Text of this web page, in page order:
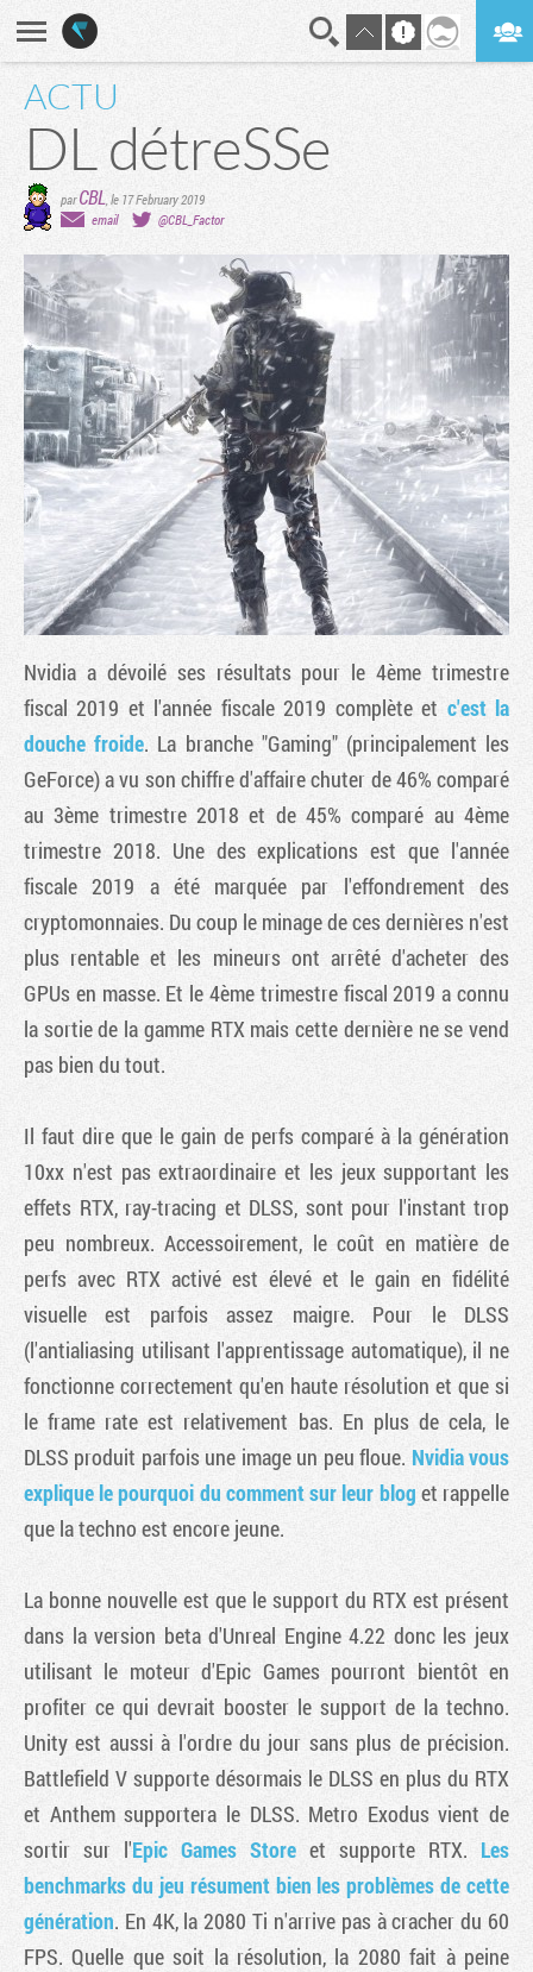
ACTU
DL détreSSe
parCBL le 17 February 2019
email
@CBL_Factor
Nvidia a dévoilé ses résultats pour le 4ème trimestre
fiscal 2019 et l'année fiscale 2019 complète et c'est la
douche froide. La branche "Gaming" (principalement les
GeForce) a vu son chiffre d'affaire chuter de 46% comparé
au 3ème trimestre 2018 et de 45% comparé au 4ème
trimestre 2018. Une des explications est que l'année
fiscale 2019 a été marquée par l'effondrement des
cryptomonnaies. Du coup le minage de ces dernières n'est
plus rentable et les mineurs ont arrêté d'acheter des
GPUs en masse. Et le 4ème trimestre fiscal 2019 a connu
la sortie de la gamme RTX mais cette dernière ne se vend
pas bien du tout.
Il faut dire que le gain de perfs comparé à la génération
10xx n'est pas extraordinaire et les jeux supportant les
effets RTX, ray-tracing et DLSS, sont pour l'instant trop
peu nombreux. Accessoirement, le coût en matière de
perfs avec RTX activé est élevé et le gain en fidélité
visuelle est parfois assez maigre. Pour le DLSS
(l'antialiasing utilisant l'apprentissage automatique), il ne
fonctionne correctement qu'en haute résolution et que si
le frame rate est relativement bas. En plus de cela, le
DLSS produit parfois une image un peu floue. Nvidia vous
explique le pourquoi du comment sur leur blog et rappelle
que la techno est encore jeune.
La bonne nouvelle est que le support du RTX est présent
dans la version beta d'Unreal Engine 4.22 donc les jeux
utilisant le moteur d'Epic Games pourront bientôt en
profiter ce qui devrait booster le support de la techno.
Unity est aussi à l'ordre du jour sans plus de précision.
Battlefield V supporte désormais le DLSS en plus du RTX
et Anthem supportera le DLSS. Metro Exodus vient de
sortir sur l'Epic Games Store et supporte RTX. Les
benchmarks du jeu résument bien les problèmes de cette
génération. En 4K, la 2080 Ti n'arrive pas à cracher du 60
FPS. Quelle que soit la résolution, la 2080 fait à peine
Tribune